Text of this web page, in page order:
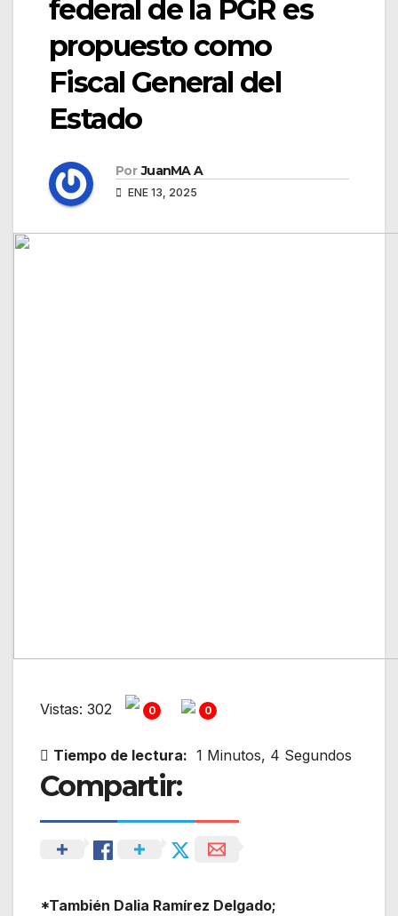
federal de la PGR es
propuesto como
Fiscal General del
Estado
Por JuanMA A
ENE 13, 2025
Vistas: 302 0 0
Tiempo de lectura: 1 Minutos, 4 Segundos
Compartir:
*También Dalia Ramírez Delgado;